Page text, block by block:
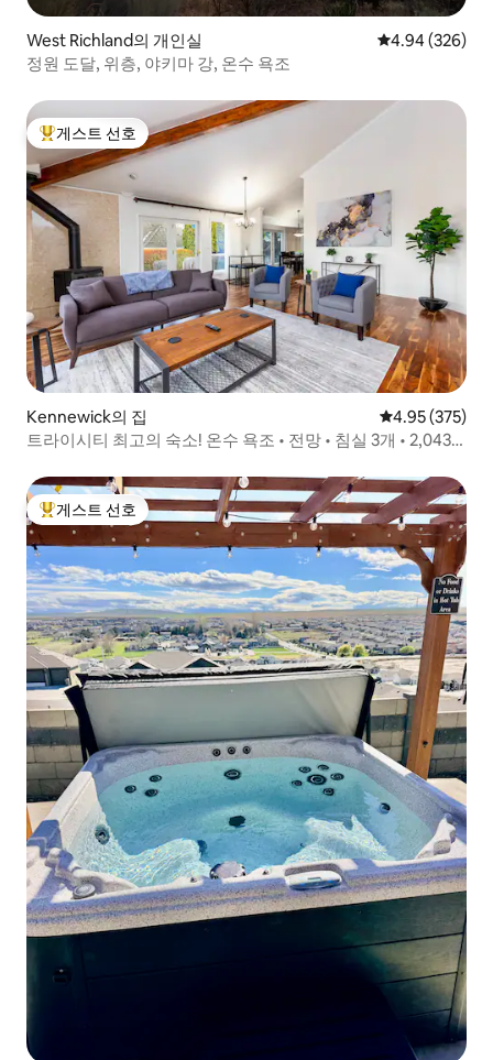
West Richland의 개인실 평점 4.94점(5
4.94 (326)
정원 도달, 위층, 야키마 강, 온수 욕조
상위 게스트 선호
게스트 선호
Kennewick의 집 평점 4.95점(5
4.95 (375)
트라이시티 최고의 숙소! 온수 욕조 • 전망 • 침실 3개 • 2,043
상위 게스트 선호
게스트 선호